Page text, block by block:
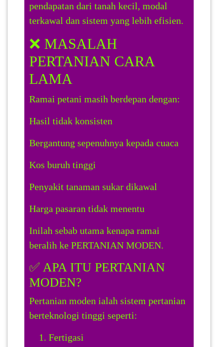
pendapatan dari tanah kecil, modal
terkawal dan sistem yang lebih efisien.
❌ MASALAH
PERTANIAN CARA
LAMA
Ramai petani masih berdepan dengan:
Hasil tidak konsisten
Bergantung sepenuhnya kepada cuaca
Kos buruh tinggi
Penyakit tanaman sukar dikawal
Harga pasaran tidak menentu
Inilah sebab utama kenapa ramai
beralih ke PERTANIAN MODEN.
✅ APA ITU PERTANIAN
MODEN?
Pertanian moden ialah sistem pertanian
berteknologi tinggi seperti:
Fertigasi
MELAKA(53)
PENANG(2)
KUALA
PUTRAJAYA(9)
MALAYSIA(82)
INDONESIA(1)
SINGAPORE(0)